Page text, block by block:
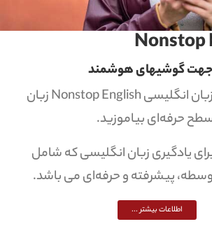
گوشیهای هوشمند
با اپلیکیشن آموزش زبان انگلیسی Nonstop English زبان
حرفه‌ای بیاموزید.
یادگیری زبان انگلیسی که شامل
پیشرفته و حرفه‌ای می باشد.
اطلاعات بیشتر ...